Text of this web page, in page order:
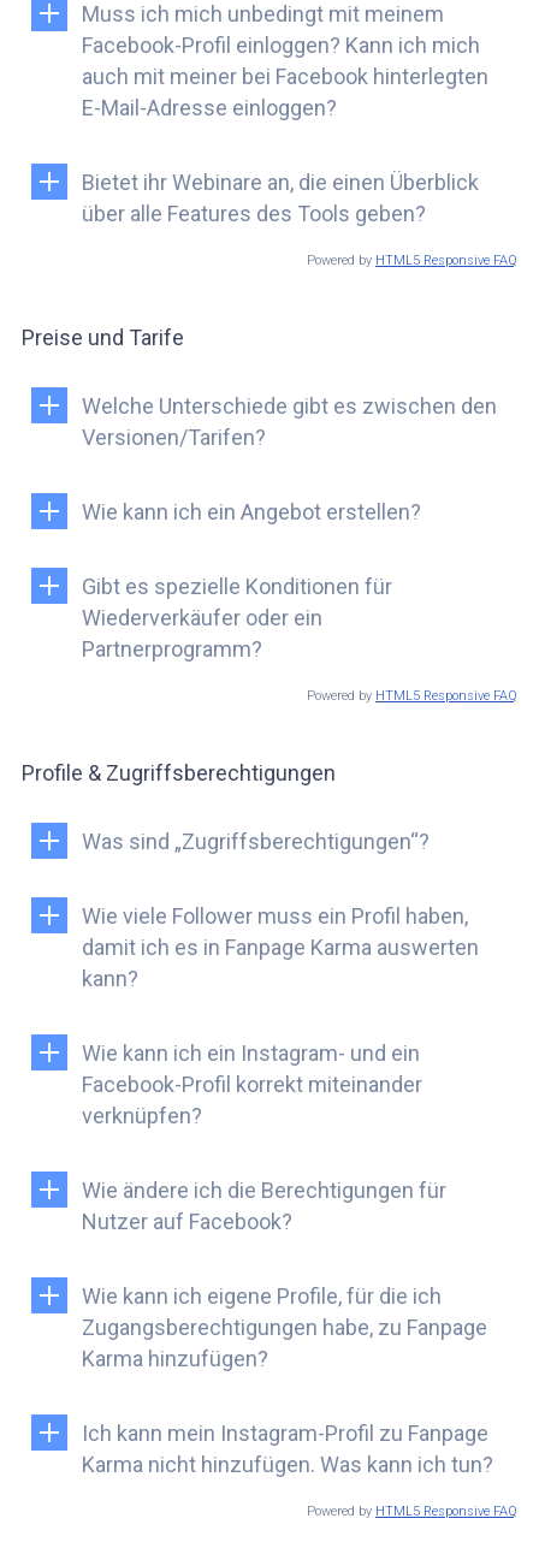
Muss ich mich unbedingt mit meinem
Facebook-Profil einloggen? Kann ich mich
auch mit meiner bei Facebook hinterlegten
E-Mail-Adresse einloggen?
Bietet ihr Webinare an, die einen Überblick
über alle Features des Tools geben?
Powered by HTML5 Responsive FAQ
Preise und Tarife
Welche Unterschiede gibt es zwischen den
Versionen/Tarifen?
Wie kann ich ein Angebot erstellen?
Gibt es spezielle Konditionen für
Wiederverkäufer oder ein
Partnerprogramm?
Powered by HTML5 Responsive FAQ
Profile & Zugriffsberechtigungen
Was sind „Zugriffsberechtigungen“?
Wie viele Follower muss ein Profil haben,
damit ich es in Fanpage Karma auswerten
kann?
Wie kann ich ein Instagram- und ein
Facebook-Profil korrekt miteinander
verknüpfen?
Wie ändere ich die Berechtigungen für
Nutzer auf Facebook?
Wie kann ich eigene Profile, für die ich
Zugangsberechtigungen habe, zu Fanpage
Karma hinzufügen?
Ich kann mein Instagram-Profil zu Fanpage
Karma nicht hinzufügen. Was kann ich tun?
Powered by HTML5 Responsive FAQ